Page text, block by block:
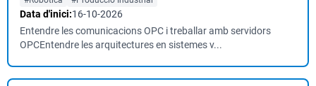
Data d'inici:16-10-2026
Entendre les comunicacions OPC i treballar amb servidors
OPCEntendre les arquitectures en sistemes v...